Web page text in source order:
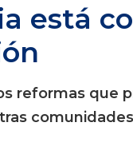
está
reformas que